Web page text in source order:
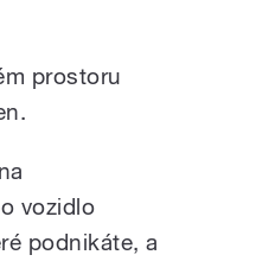
prostoru
vozidlo
podnikáte, a